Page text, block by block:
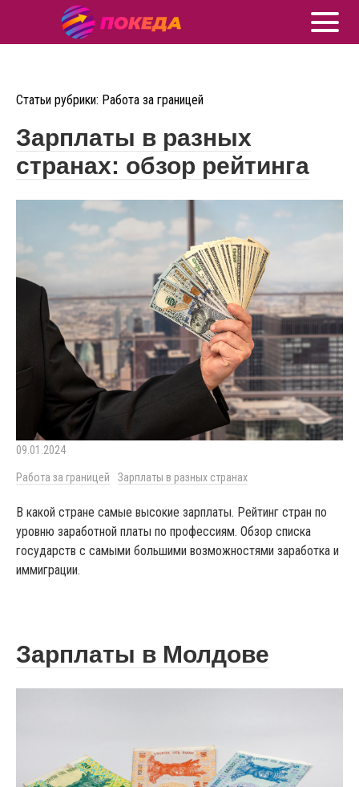
Статьи рубрики: Работа за границей
Зарплаты в разных
странах: обзор рейтинга
09.01.2024
Работа за границей Зарплаты в разных странах
В какой стране самые высокие зарплаты. Рейтинг стран по
уровню заработной платы по профессиям. Обзор списка
государств с самыми большими возможностями заработка и
иммиграции.
Зарплаты в Молдове